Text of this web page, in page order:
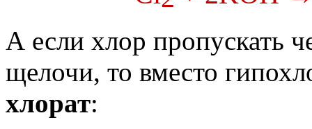
А если хлор пропускать
щелочи, то вместо
хлорат: